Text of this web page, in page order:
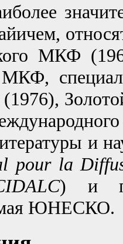
МКФ
МКФ,
(1976),
и
pour la
) и
ЮНЕСКО.